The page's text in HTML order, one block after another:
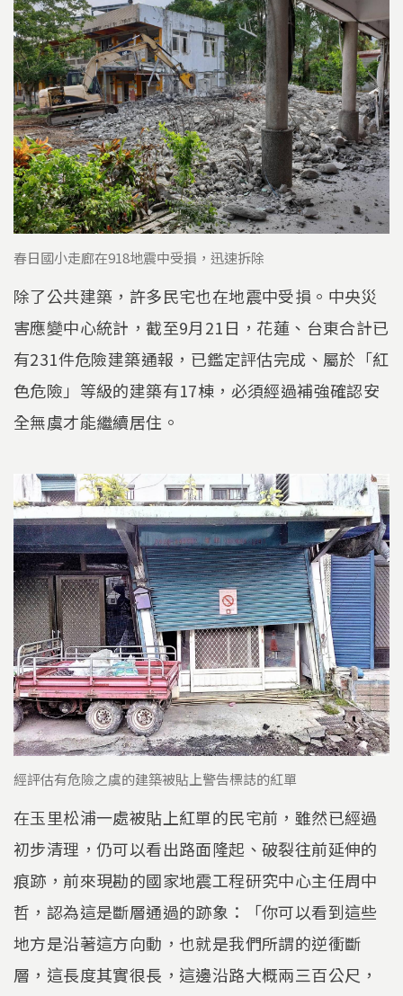
春日國小走廊在918地震中受損，迅速拆除
除了公共建築，許多民宅也在地震中受損。中央災
害應變中心統計，截至9月21日，花蓮、台東合計已
有231件危險建築通報，已鑑定評估完成、屬於「紅
色危險」等級的建築有17棟，必須經過補強確認安
全無虞才能繼續居住。
經評估有危險之虞的建築被貼上警告標誌的紅單
在玉里松浦一處被貼上紅單的民宅前，雖然已經過
初步清理，仍可以看出路面隆起、破裂往前延伸的
痕跡，前來現勘的國家地震工程研究中心主任周中
哲，認為這是斷層通過的跡象：「你可以看到這些
地方是沿著這方向動，也就是我們所謂的逆衝斷
層，這長度其實很長，這邊沿路大概兩三百公尺，